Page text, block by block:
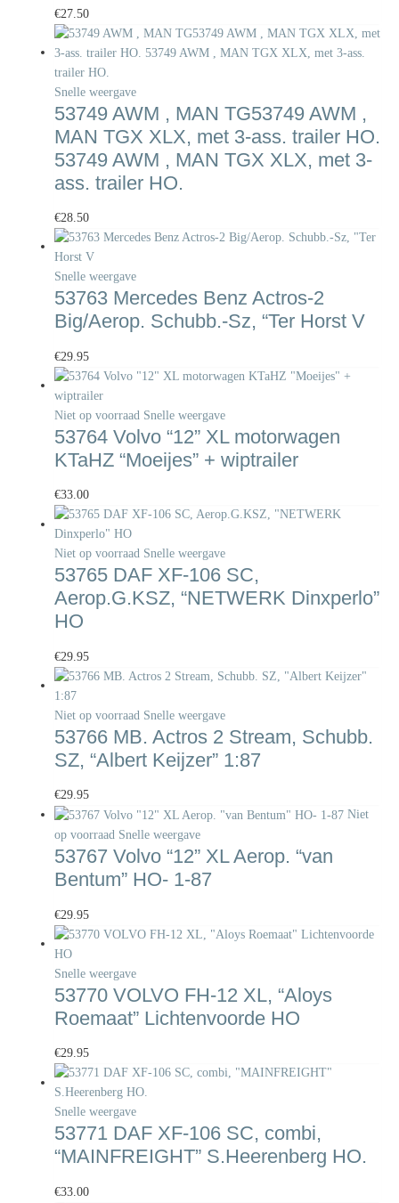
€27.50
Snelle weergave
53749 AWM , MAN TG53749 AWM ,
MAN TGX XLX, met 3-ass. trailer HO.
53749 AWM , MAN TGX XLX, met 3-
ass. trailer HO.
€28.50
Snelle weergave
53763 Mercedes Benz Actros-2
Big/Aerop. Schubb.-Sz, “Ter Horst V
€29.95
Niet op voorraad Snelle weergave
53764 Volvo “12” XL motorwagen
KTaHZ “Moeijes” + wiptrailer
€33.00
Niet op voorraad Snelle weergave
53765 DAF XF-106 SC,
Aerop.G.KSZ, “NETWERK Dinxperlo”
HO
€29.95
Niet op voorraad Snelle weergave
53766 MB. Actros 2 Stream, Schubb.
SZ, “Albert Keijzer” 1:87
€29.95
Niet
op voorraad Snelle weergave
53767 Volvo “12” XL Aerop. “van
Bentum” HO- 1-87
€29.95
Snelle weergave
53770 VOLVO FH-12 XL, “Aloys
Roemaat” Lichtenvoorde HO
€29.95
Snelle weergave
53771 DAF XF-106 SC, combi,
“MAINFREIGHT” S.Heerenberg HO.
€33.00